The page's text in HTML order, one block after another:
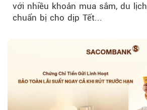
với nhiều khoản mua sắm, du
chuẩn bị cho dịp Tết...